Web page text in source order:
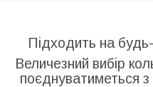
Підходить на
Величезний вибір
поєднуватиметься